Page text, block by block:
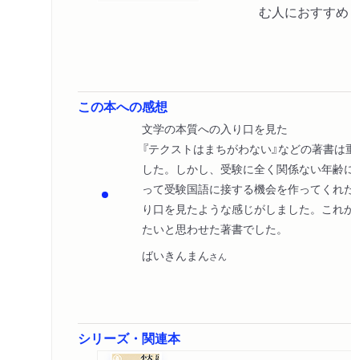
む人におすす
この本への感想
文学の本質への入り口を見た
『テクストはまちがわない』などの著書
した。しかし、受験に全く関係ない年齢
って受験国語に接する機会を作ってくれ
り口を見たような感じがしました。こ
たいと思わせた著書でした。
ばいきんまんさん
シリーズ・関連本